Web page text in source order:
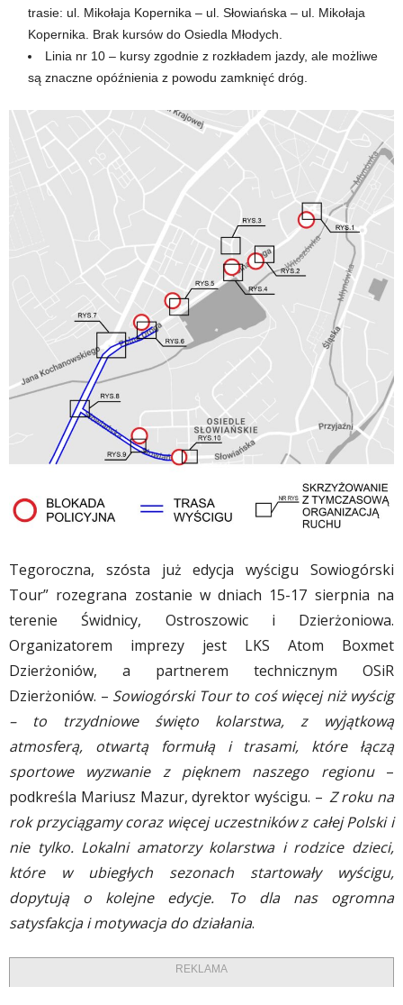
trasie: ul. Mikołaja Kopernika – ul. Słowiańska – ul. Mikołaja
Kopernika. Brak kursów do Osiedla Młodych.
Linia nr 10 – kursy zgodnie z rozkładem jazdy, ale możliwe
są znaczne opóźnienia z powodu zamknięć dróg.
Tegoroczna, szósta już edycja wyścigu Sowiogórski
Tour” rozegrana zostanie w dniach 15-17 sierpnia na
terenie Świdnicy, Ostroszowic i Dzierżoniowa.
Organizatorem imprezy jest LKS Atom Boxmet
Dzierżoniów, a partnerem technicznym OSiR
Dzierżoniów. – Sowiogórski Tour to coś więcej niż wyścig
– to trzydniowe święto kolarstwa, z wyjątkową
atmosferą, otwartą formułą i trasami, które łączą
sportowe wyzwanie z pięknem naszego regionu–
podkreśla Mariusz Mazur, dyrektor wyścigu. – Z roku na
rok przyciągamy coraz więcej uczestników z całej Polski i
nie tylko. Lokalni amatorzy kolarstwa i rodzice dzieci,
które w ubiegłych sezonach startowały wyścigu,
dopytują o kolejne edycje. To dla nas ogromna
satysfakcja i motywacja do działania.
REKLAMA